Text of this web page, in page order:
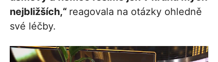
nejbližších,“ reagovala na otázky ohledně
své léčby.